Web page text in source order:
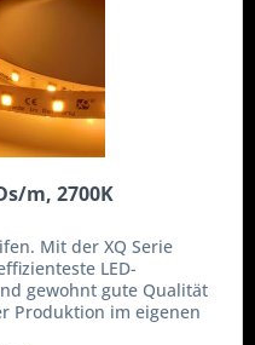
m, 2700K
Mit der XQ Serie
LED-
gewohnt gute Qualität
Produktion im eigenen